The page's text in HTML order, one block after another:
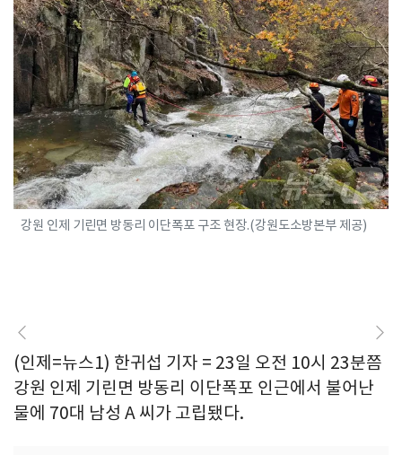
강원 인제 기린면 방동리 이단폭포 구조 현장.(강원도소방본부 제공)
(인제=뉴스1) 한귀섭 기자 = 23일 오전 10시 23분쯤
강원 인제 기린면 방동리 이단폭포 인근에서 불어난
물에 70대 남성 A 씨가 고립됐다.